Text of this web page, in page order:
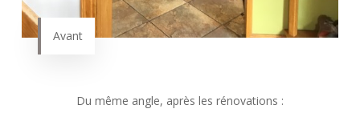
Avant
Du même angle, après les rénovations :